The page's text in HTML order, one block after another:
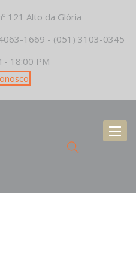
121 Alto da Glória
1669 - (051) 3103-0345
- 18:00 PM